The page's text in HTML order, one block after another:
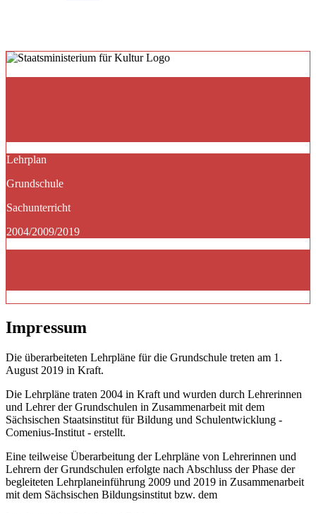
Lehrplan
Grundschule
Sachunterricht
2004/2009/2019
Impressum
Die überarbeiteten Lehrpläne für die Grundschule treten am 1.
August 2019 in Kraft.
Die Lehrpläne traten 2004 in Kraft und wurden durch Lehrerinnen
und Lehrer der Grundschulen in Zusammenarbeit mit dem
Sächsischen Staatsinstitut für Bildung und Schulentwicklung -
Comenius-Institut - erstellt.
Eine teilweise Überarbeitung der Lehrpläne von Lehrerinnen und
Lehrern der Grundschulen erfolgte nach Abschluss der Phase der
begleiteten Lehrplaneinführung 2009 und 2019 in Zusammenarbeit
mit dem Sächsischen Bildungsinstitut bzw. dem